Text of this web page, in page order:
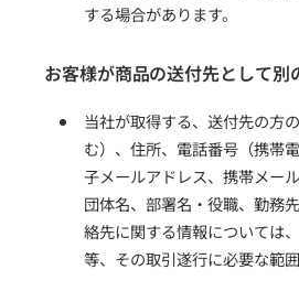
する場合があります。
お客様が商品の送付先として別
当社が取得する、送付先の方
む）、住所、電話番号（携帯
子メールアドレス、携帯メー
団体名、部署名・役職、勤務
絡先に関する情報については
等、その取引遂行に必要な範